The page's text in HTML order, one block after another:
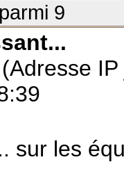
9
(Adresse
sur les